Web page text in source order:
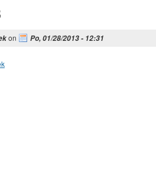
on Po, 01/28/2013 - 12:31